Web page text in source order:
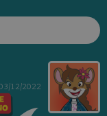
12/2022